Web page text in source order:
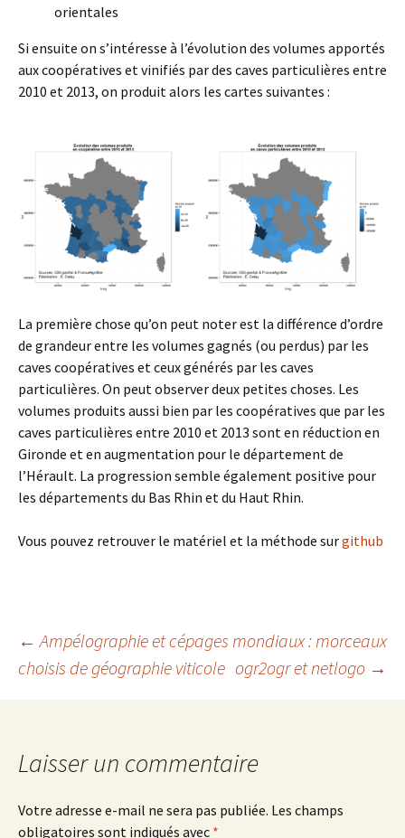
orientales
Si ensuite on s’intéresse à l’évolution des volumes apportés
aux coopératives et vinifiés par des caves particulières entre
2010 et 2013, on produit alors les cartes suivantes :
La première chose qu’on peut noter est la différence d’ordre
de grandeur entre les volumes gagnés (ou perdus) par les
caves coopératives et ceux générés par les caves
particulières. On peut observer deux petites choses. Les
volumes produits aussi bien par les coopératives que par les
caves particulières entre 2010 et 2013 sont en réduction en
Gironde et en augmentation pour le département de
l’Hérault. La progression semble également positive pour
les départements du Bas Rhin et du Haut Rhin.
Vous pouvez retrouver le matériel et la méthode surgithub
Navigation
des
articles
← Ampélographie et cépages mondiaux : morceaux
choisis de géographie viticole ogr2ogr et netlogo →
Laisser un commentaire
Votre adresse e-mail ne sera pas publiée. Les champs
obligatoires sont indiqués avec *